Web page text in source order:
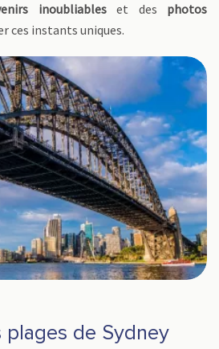
inoubliableset des photos
ces instants uniques.
plages de Sydney